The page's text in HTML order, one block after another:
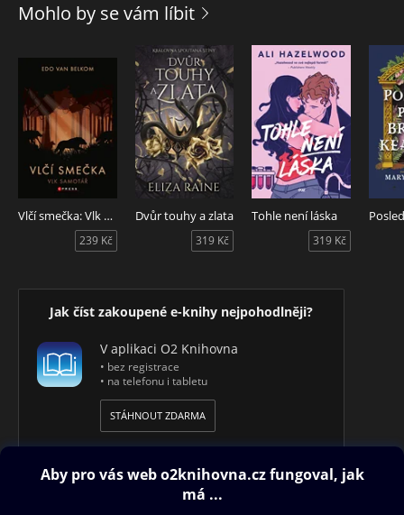
uvědomí si, že tohle by mohl být klíč k záchraně jejího místa.
pro Supershops nepostradatelná, a vyřadit konkurenci.
Hořkosladká tragikomedie z kancelářského prostředí o
introvertní mileniálce Jolene čtenáře dojme i rozesměje a
připomene, že na první pohled špatná rozhodnutí se mohou
člověku vymstít, ale udělat ta správná je obvykle daleko těžší.
Nechybí odkazy na současnou popkulturu, romantická
zápletka a velká porce humoru.
Mohlo by se vám líbit
Vlčí smečka: Vlk samotář
239 Kč
Dvůr touhy a zlata
319 Kč
Tohle není láska
319 Kč
Jak číst zakoupené e-knihy nejpohodlněji?
V aplikaci O2 Knihovna
• bez registrace
• na telefonu i tabletu
STÁHNOUT ZDARMA